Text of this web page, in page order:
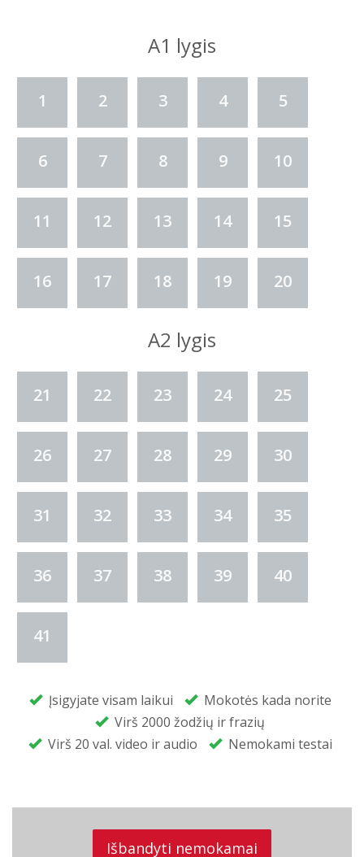
A1 lygis
1 2 3 4 5
6 7 8 9 10
11 12 13 14 15
16 17 18 19 20
A2 lygis
21 22 23 24 25
26 27 28 29 30
31 32 33 34 35
36 37 38 39 40
41
Įsigyjate visam laikui
Mokotės kada norite
Virš 2000 žodžių ir frazių
Virš 20 val. video ir audio
Nemokami testai
Išbandyti nemokamai